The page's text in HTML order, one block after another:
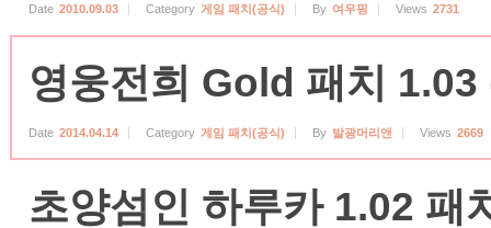
Date 2010.09.03 Category 게임 패치(공식) By 여우핑 Views 2731
영웅전희 Gold 패치 1.03
Date 2014.04.14 Category 게임 패치(공식) By 발광머리앤 Views 2669
초양섬인 하루카 1.02 패